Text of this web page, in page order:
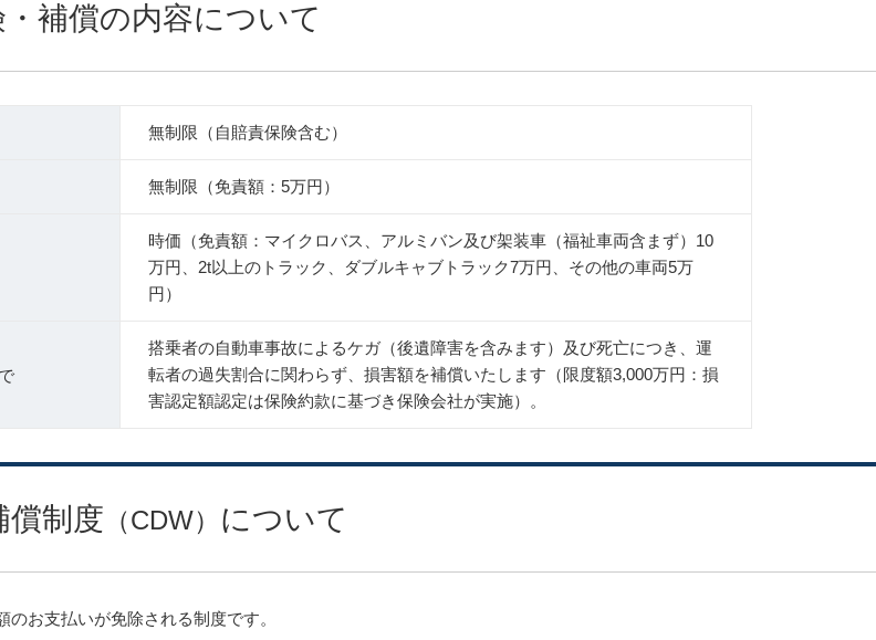
補償の内容について
無制限 （自賠責保険含む）
無制限 （免責額：5万円）
時価 （免責額：マイクロバス、アルミバン及び架装車（福祉車両含まず）10
万円、2t以上のトラック、ダブルキャブトラック7万円、その他の車両5万
円）
搭乗者の自動車事故によるケガ（後遺障害を含みます）及び死亡につき、運
転者の過失割合に関わらず、損害額を補償いたします（限度額3,000万円：損
害認定額認定は保険約款に基づき保険会社が実施）。
償制度 （CDW） について
お支払いが免除される制度です。